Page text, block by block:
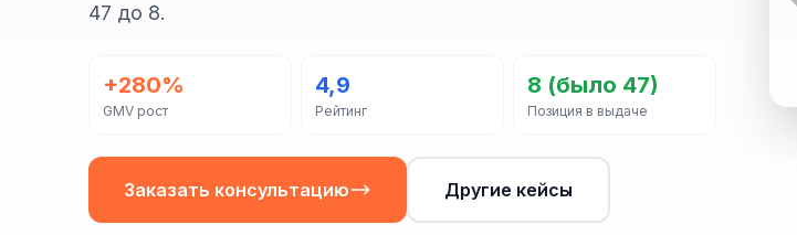
47 до 8.
+280%
GMV рост
4,9
Рейтинг
8 (было 47)
Позиция в выдаче
Заказать консультацию Другие кейсы